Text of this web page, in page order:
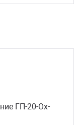
ГП-20-Ох-